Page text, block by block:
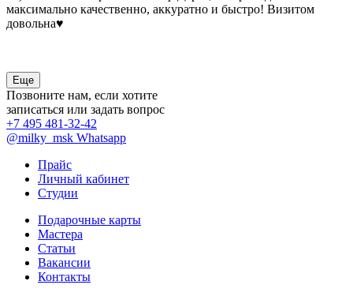
максимально качественно, аккуратно и быстро! Визитом
довольна♥️
Еще
Позвоните нам, если хотите
записаться или задать вопрос
+7 495 481-32-42
@milky_msk Whatsapp
Прайс
Личный кабинет
Студии
Подарочные карты
Мастера
Статьи
Вакансии
Контакты